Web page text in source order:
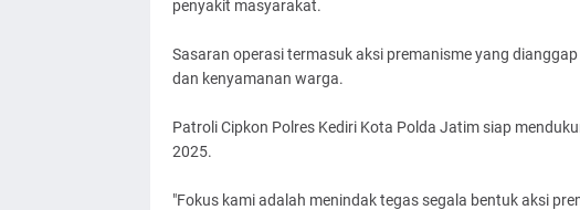
penyakit masyarakat.
Sasaran operasi termasuk aksi premanisme yang
dan kenyamanan warga.
Patroli Cipkon Polres Kediri Kota Polda Jatim siap
2025.
"Fokus kami adalah menindak tegas segala bentuk aksi